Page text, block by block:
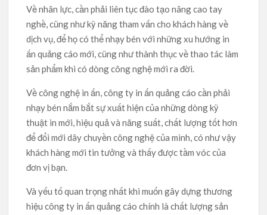
Về nhân lực, cần phải liên tục đào tạo nâng cao tay
nghề, cũng như kỹ năng tham vấn cho khách hàng về
dịch vụ, để họ có thể nhạy bén với những xu hướng in
ấn quảng cáo mới, cũng như thành thục về thao tác làm
sản phẩm khi có dòng công nghệ mới ra đời.
Về công nghệ in ấn, công ty in ấn quảng cáo cần phải
nhạy bén nắm bắt sự xuất hiện của những dòng kỹ
thuật in mới, hiệu quả và năng suất, chất lượng tốt hơn
để đổi mới dây chuyền công nghệ của mình, có như vậy
khách hàng mới tin tưởng và thấy được tầm vóc của
đơn vị bạn.
Và yếu tố quan trọng nhất khi muốn gây dựng thương
hiệu công ty in ấn quảng cáo chính là chất lượng sản